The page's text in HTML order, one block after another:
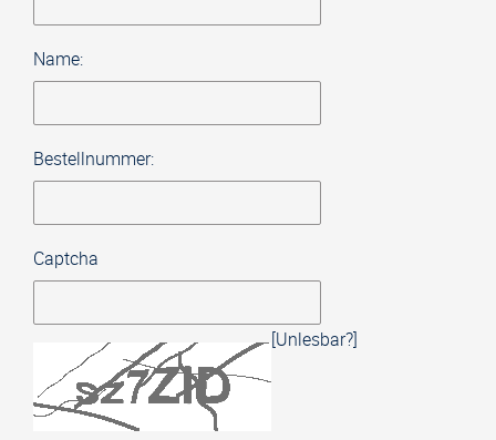
Name:
Bestellnummer:
Captcha
[Unlesbar?]